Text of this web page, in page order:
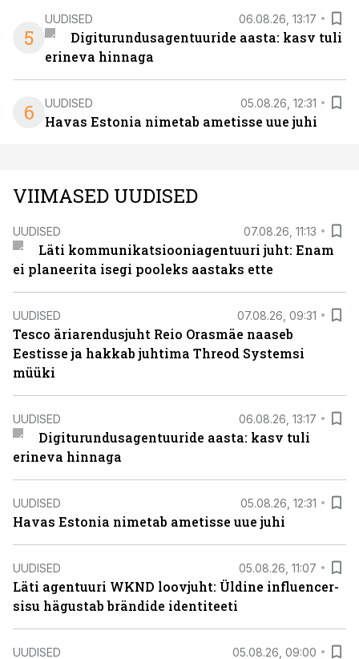
5
UUDISED 06.08.26, 13:17
Digiturundusagentuuride aasta: kasv tuli
erineva hinnaga
6 UUDISED 05.08.26, 12:31
Havas Estonia nimetab ametisse uue juhi
VIIMASED UUDISED
UUDISED 07.08.26, 11:13
Läti kommunikatsiooniagentuuri juht: Enam
ei planeerita isegi pooleks aastaks ette
UUDISED 07.08.26, 09:31
Tesco äriarendusjuht Reio Orasmäe naaseb
Eestisse ja hakkab juhtima Threod Systemsi
müüki
UUDISED 06.08.26, 13:17
Digiturundusagentuuride aasta: kasv tuli
erineva hinnaga
UUDISED 05.08.26, 12:31
Havas Estonia nimetab ametisse uue juhi
UUDISED 05.08.26, 11:07
Läti agentuuri WKND loovjuht: Üldine influencer-
sisu hägustab brändide identiteeti
UUDISED 05.08.26, 09:00